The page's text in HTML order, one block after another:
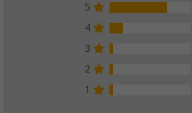
5
4
3
2
1